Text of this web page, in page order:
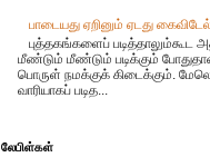
பாடையது ஏறினும் ஏடது
புத்தகங்களைப் படித்தாலும்கூட
மீண்டும் மீண்டும் படிக்கும்
பொருள் நமக்குக் கிடைக்கும்.
வாரியாகப் படித...
லேபிள்கள்